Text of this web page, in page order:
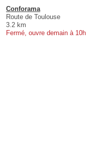
Conforama
Route de Toulouse
3.2 km
Fermé, ouvre demain à 10h